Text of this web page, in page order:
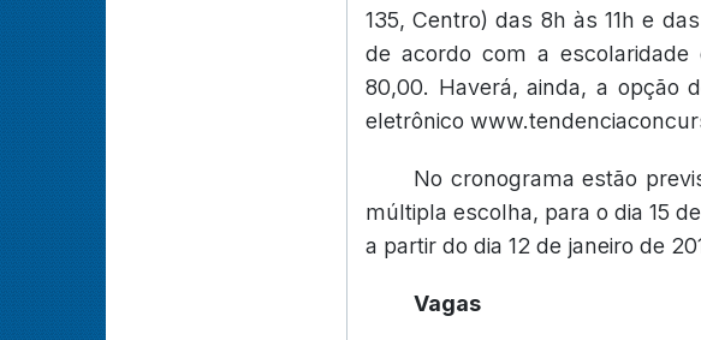
135, Centro) das 8h às 11h e
de acordo com a
80,00. Haverá, ainda, a opção
eletrônico
No cronograma estão
múltipla escolha, para o dia 15
a partir do dia 12 de janeiro de
Vagas